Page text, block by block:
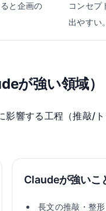
と企画の
コンセプ
出やすい。
が強い領域）
響する工程（推敲/
Claudeが強いこ
長文の推敲・整